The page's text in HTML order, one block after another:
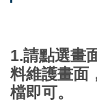
1.請點選畫
料維護畫面
檔即可。